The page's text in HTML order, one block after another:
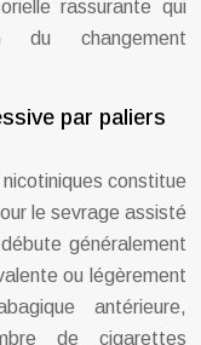
rassurante qui
du changement
par paliers
constitue
le sevrage assisté
généralement
ou légèrement
antérieure,
de cigarettes